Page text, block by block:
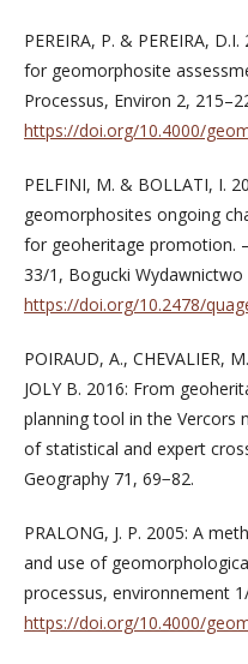
PEREIRA, P. & PEREIRA,
for geomorphosite
Processus, Environ 2,
https://doi.org/10.4000/
PELFINI, M. & BOLLATI, I.
geomorphosites ongoing
for geoheritage promotion.
33/1, Bogucki
https://doi.org/10.2478/
POIRAUD, A., CHEVALIER,
JOLY B. 2016: From
planning tool in the Vercors
of statistical and expert
Geography 71, 69−82.
PRALONG, J. P. 2005: A
and use of
processus, environnement
https://doi.org/10.4000/